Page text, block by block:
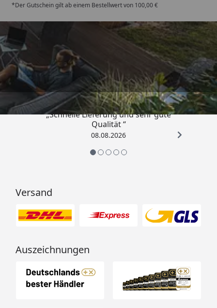
*Der Gutschein gilt ab einem Bestellwert von 100,00 €
Trusted Shops
4,81/ 5
„Schnelle Lieferung und sehr gute
Qualität “
08.08.2026
Versand
Auszeichnungen